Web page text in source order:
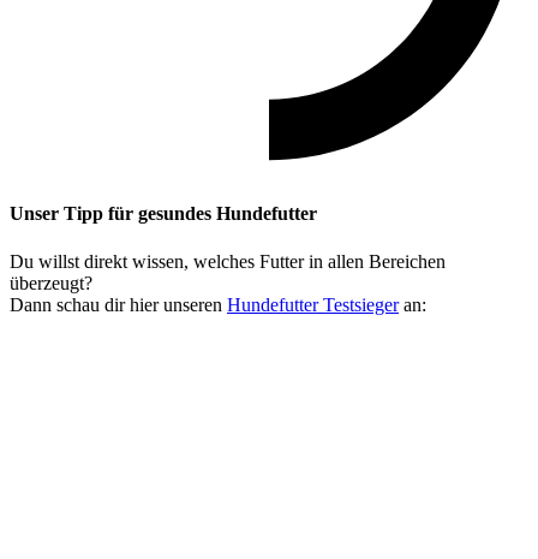
Unser Tipp für gesundes Hundefutter
Du willst direkt wissen, welches Futter in allen Bereichen
überzeugt?
Dann schau dir hier unseren Hundefutter Testsiegeran: